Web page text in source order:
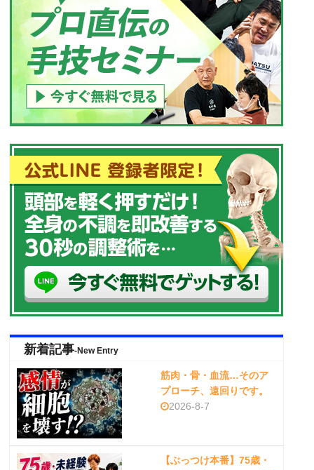
新着記事-New Entry
筋肉・骨・血流…そのア
プローチ、遠回りです。
2026-8-7
【ぶっつけ本番】75歳・